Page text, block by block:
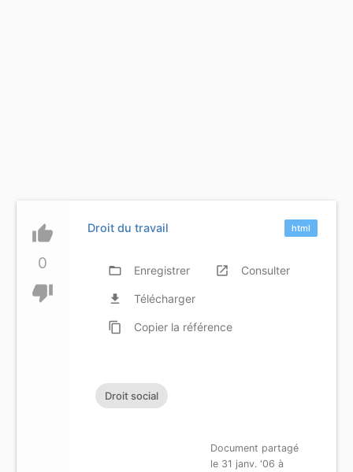
thumb_up
0
thumb_down
html
Droit du travail
folder_open Enregistrer launch Consulter
file_download Télécharger
content_copy Copier la référence
Droit social
Document partagé
le 31 janv. '06 à